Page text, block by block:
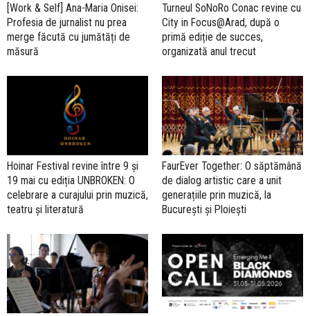
[Work & Self] Ana-Maria Onisei:
Profesia de jurnalist nu prea
merge făcută cu jumătăți de
măsură
Turneul SoNoRo Conac revine cu
City in Focus@Arad, după o
primă ediție de succes,
organizată anul trecut
Hoinar Festival revine între 9 și
19 mai cu ediția UNBROKEN: O
celebrare a curajului prin muzică,
teatru și literatură
FaurEver Together: O săptămână
de dialog artistic care a unit
generațiile prin muzică, la
București și Ploiești